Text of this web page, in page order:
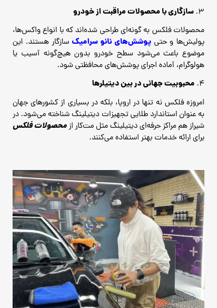
۳. سازگاری با محصولات مراقبت از خودرو
محصولات فلکس به‌ گونه‌ای طراحی شده‌اند که با انواع واکس‌ها،
پولیش‌ها و حتیپوشش‌های نانو سرامیکسازگار هستند. این
موضوع باعث می‌شود سطح خودرو بدون هیچ‌گونه آسیب یا
هولوگرام، آماده اجرای پوشش‌های محافظتی شود.
۴. محبوبیت جهانی در بین دیتیلرها
امروزه فلکس نه ‌تنها در اروپا، بلکه در بسیاری از کشورهای جهان
به‌ عنوان استاندارد طلایی تجهیزات دیتیلینگ شناخته می‌شود. در
شیراز هم مراکز حرفه‌ای دیتیلینگ مثل مت‌کار ازمحصولات فلکس
برای ارائه خدمات بهتر استفاده می‌کنند.